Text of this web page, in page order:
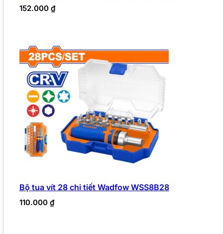
152.000 ₫
Bộ tua vít 28 chi tiết Wadfow WSS8B28
110.000 ₫